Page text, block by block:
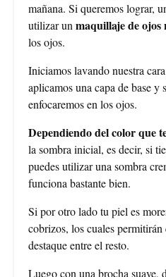
mañana. Si queremos lograr,
utilizar un maquillaje de
los ojos.
Iniciamos lavando nuestra
aplicamos una capa de base y
enfocaremos en los ojos.
Dependiendo del color que
la sombra inicial, es decir, si
puedes utilizar una sombra
funciona bastante bien.
Si por otro lado tu piel es
cobrizos, los cuales
destaque entre el resto.
Luego con una brocha suave,